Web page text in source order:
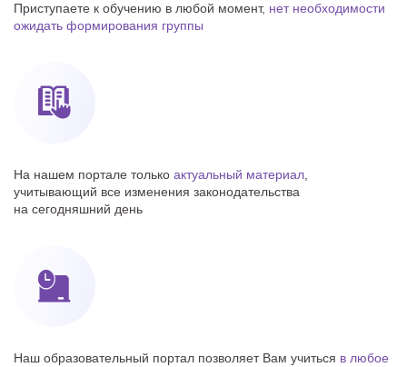
Приступаете к обучению в любой момент, нет необходимости
ожидать формирования группы
На нашем портале только актуальный материал
учитывающий все изменения законодательства
на сегодняшний день
Наш образовательный портал позволяет Вам учиться в любое